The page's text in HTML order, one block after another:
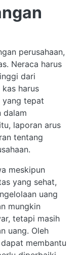
perusahaan,
Neraca harus
dari
harus
yang tepat
dalam
laporan arus
tentang
meskipun
yang sehat,
uang
mungkin
tetapi masih
uang. Oleh
membantu